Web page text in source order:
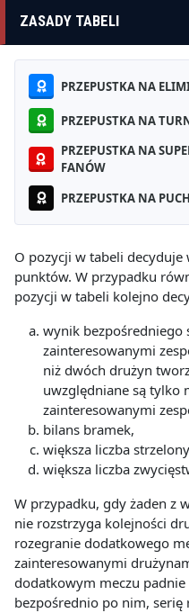
ZASADY TABELI
PRZEPUSTKA NA
PRZEPUSTKA NA
PRZEPUSTKA NA
FANÓW
PRZEPUSTKA NA
O pozycji w tabeli decyduje
punktów. W przypadku
pozycji w tabeli kolejno
wynik bezpośredniego
zainteresowanymi
niż dwóch drużyn
uwzględniane są tylko
zainteresowanymi
bilans bramek,
większa liczba
większa liczba
W przypadku, gdy żaden z
nie rozstrzyga kolejności
rozegranie dodatkowego
zainteresowanymi
dodatkowym meczu
bezpośrednio po nim, serię